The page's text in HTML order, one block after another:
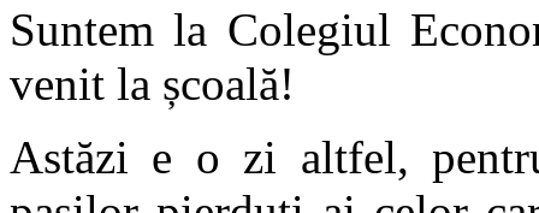
Suntem la Colegiul
venit la școală!
Astăzi e o zi altfel,